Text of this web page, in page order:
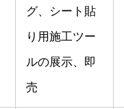
グ、シート貼
り用施工ツー
ルの展示、即
売